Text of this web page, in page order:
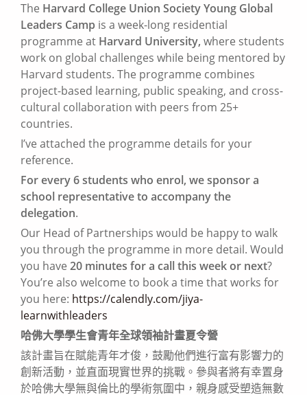
The Harvard College Union Society Young Global
Leaders Camp is a week-long residential
programme at Harvard University, where students
work on global challenges while being mentored by
Harvard students. The programme combines
project-based learning, public speaking, and cross-
cultural collaboration with peers from 25+
countries.
I’ve attached the programme details for your
reference.
For every 6 students who enrol, we sponsor a
school representative to accompany the
delegation.
Our Head of Partnerships would be happy to walk
you through the programme in more detail. Would
you have 20 minutes for a call this week or next?
You’re also welcome to book a time that works for
you here: https://calendly.com/jiya-
learnwithleaders
哈佛大學學生會青年全球領袖計畫夏令營
該計畫旨在賦能青年才俊，鼓勵他們進行富有影響力的
創新活動，並直面現實世界的挑戰。參與者將有幸置身
於哈佛大學無與倫比的學術氛圍中，親身感受塑造無數